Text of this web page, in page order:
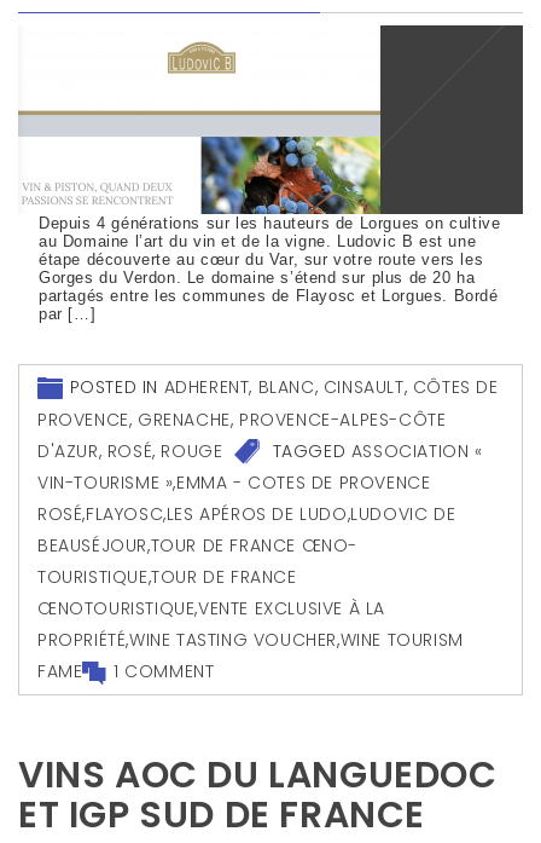
Depuis 4 générations sur les hauteurs de Lorgues on cultive
au Domaine l’art du vin et de la vigne. Ludovic B est une
étape découverte au cœur du Var, sur votre route vers les
Gorges du Verdon. Le domaine s’étend sur plus de 20 ha
partagés entre les communes de Flayosc et Lorgues. Bordé
par […]
POSTED IN ADHERENT, BLANC, CINSAULT, CÔTES DE
PROVENCE, GRENACHE, PROVENCE-ALPES-CÔTE
D'AZUR, ROSÉ, ROUGE TAGGED ASSOCIATION «
VIN-TOURISME »,EMMA - COTES DE PROVENCE
ROSÉ,FLAYOSC,LES APÉROS DE LUDO,LUDOVIC DE
BEAUSÉJOUR,TOUR DE FRANCE ŒNO-
TOURISTIQUE,TOUR DE FRANCE
ŒNOTOURISTIQUE,VENTE EXCLUSIVE À LA
PROPRIÉTÉ,WINE TASTING VOUCHER,WINE TOURISM
FAME
1 COMMENT
VINS AOC DU LANGUEDOC
ET IGP SUD DE FRANCE